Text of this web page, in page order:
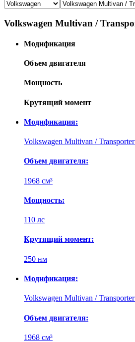
Volkswagen Multivan /
Модификация
Объем двигателя
Мощность
Крутящий момент
Модификация:
Volkswagen Multivan /
Объем двигателя:
1968 см³
Мощность:
110 лс
Крутящий момент:
250 нм
Модификация:
Volkswagen Multivan /
Объем двигателя:
1968 см³